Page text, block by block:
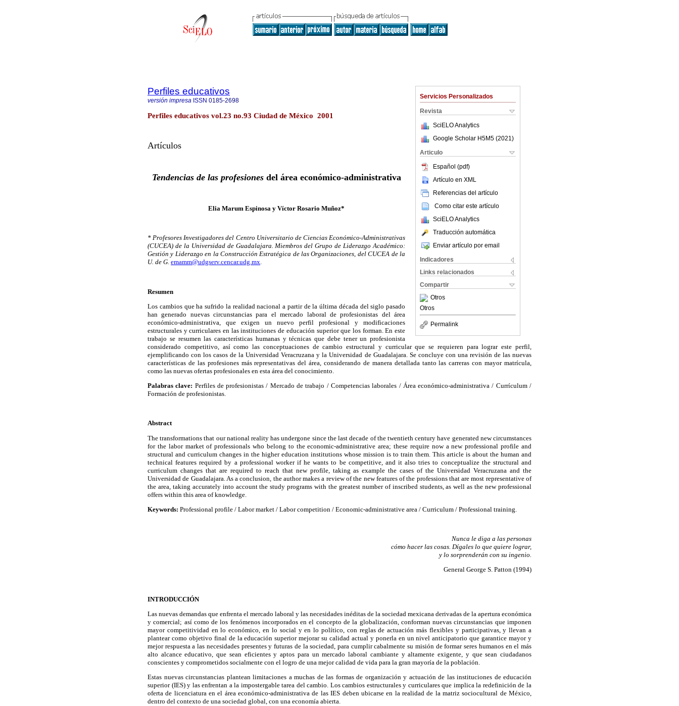
Servicios Personalizados
Revista
SciELO Analytics
Google Scholar H5M5 (2021 )
Articulo
Español (pdf)
Artículo en XML
Referencias del artículo
Como citar este artículo
SciELO Analytics
Traducción automática
Enviar artículo por email
Indicadores
Links relacionados
Compartir
Otros
Otros
Permalink
Perfiles educativos
versión impresa ISSN 0185-2698
Perfiles educativos vol.23 no.93 Ciudad de México 2001
Artículos
Tendencias de las profesionesdel área económico-administrativa
Elia Marum Espinosa y Víctor Rosario Muñoz*
* Profesores Investigadores del Centro Universitario de Ciencias Económico-Administrativas
(CUCEA) de la Universidad de Guadalajara. Miembros del Grupo de Liderazgo Académico:
Gestión y Liderazgo en la Construcción Estratégica de las Organizaciones, del CUCEA de la
U. de G. emamm@udgserv.cencar.udg.mx.
Resumen
Los cambios que ha sufrido la realidad nacional a partir de la última década del siglo pasado
han generado nuevas circunstancias para el mercado laboral de profesionistas del área
económico-administrativa, que exigen un nuevo perfil profesional y modificaciones
estructurales y curriculares en las instituciones de educación superior que los forman. En este
trabajo se resumen las características humanas y técnicas que debe tener un profesionista
considerado competitivo, así como las conceptuaciones de cambio estructural y curricular que se requieren para lograr este perfil,
ejemplificando con los casos de la Universidad Veracruzana y la Universidad de Guadalajara. Se concluye con una revisión de las nuevas
características de las profesiones más representativas del área, considerando de manera detallada tanto las carreras con mayor matrícula,
como las nuevas ofertas profesionales en esta área del conocimiento.
Palabras clave: Perfiles de profesionistas / Mercado de trabajo / Competencias laborales / Área económico-administrativa / Currículum /
Formación de profesionistas.
Abstract
The transformations that our national reality has undergone since the last decade of the twentieth century have generated new circumstances
for the labor market of professionals who belong to the economic-administrative area; these require now a new professional profile and
structural and curriculum changes in the higher education institutions whose mission is to train them. This article is about the human and
technical features required by a professional worker if he wants to be competitive, and it also tries to conceptualize the structural and
curriculum changes that are required to reach that new profile, taking as example the cases of the Universidad Veracruzana and the
Universidad de Guadalajara. As a conclusion, the author makes a review of the new features of the professions that are most representative of
the area, taking accurately into account the study programs with the greatest number of inscribed students, as well as the new professional
offers within this area of knowledge.
Keywords: Professional profile / Labor market / Labor competition / Economic-administrative area / Curriculum / Professional training.
Nunca le diga a las personas
cómo hacer las cosas. Dígales lo que quiere lograr,
y lo sorprenderán con su ingenio.
General George S. Patton (1994)
INTRODUCCIÓN
Las nuevas demandas que enfrenta el mercado laboral y las necesidades inéditas de la sociedad mexicana derivadas de la apertura económica
y comercial; así como de los fenómenos incorporados en el concepto de la globalización, conforman nuevas circunstancias que imponen
mayor competitividad en lo económico, en lo social y en lo político, con reglas de actuación más flexibles y participativas, y llevan a
plantear como objetivo final de la educación superior mejorar su calidad actual y ponerla en un nivel anticipatorio que garantice mayor y
mejor respuesta a las necesidades presentes y futuras de la sociedad, para cumplir cabalmente su misión de formar seres humanos en el más
alto alcance educativo, que sean eficientes y aptos para un mercado laboral cambiante y altamente exigente, y que sean ciudadanos
conscientes y comprometidos socialmente con el logro de una mejor calidad de vida para la gran mayoría de la población.
Estas nuevas circunstancias plantean limitaciones a muchas de las formas de organización y actuación de las instituciones de educación
superior (IES) y las enfrentan a la impostergable tarea del cambio. Los cambios estructurales y curriculares que implica la redefinición de la
oferta de licenciatura en el área económico-administrativa de las IES deben ubicarse en la realidad de la matriz sociocultural de México,
dentro del contexto de una sociedad global, con una economía abierta.